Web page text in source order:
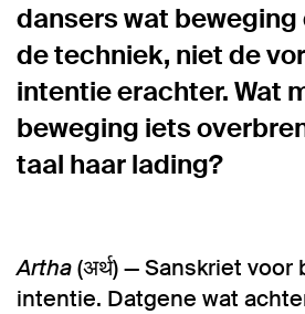
dansers wat
de techniek, niet de
intentie erachter. Wat
beweging iets
taal haar lading?
Artha(अर्थ) — Sanskriet
intentie. Datgene wat